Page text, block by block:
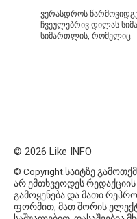
ვერასდროს
ჩვეულებრივ დილას
სიმართლის, რომელიც
© 2026 Like INFO
© Copyright.საიტზე
არ ემთხვეოდეს
გამოყენება და მათი
ფორმით, მათ შორის